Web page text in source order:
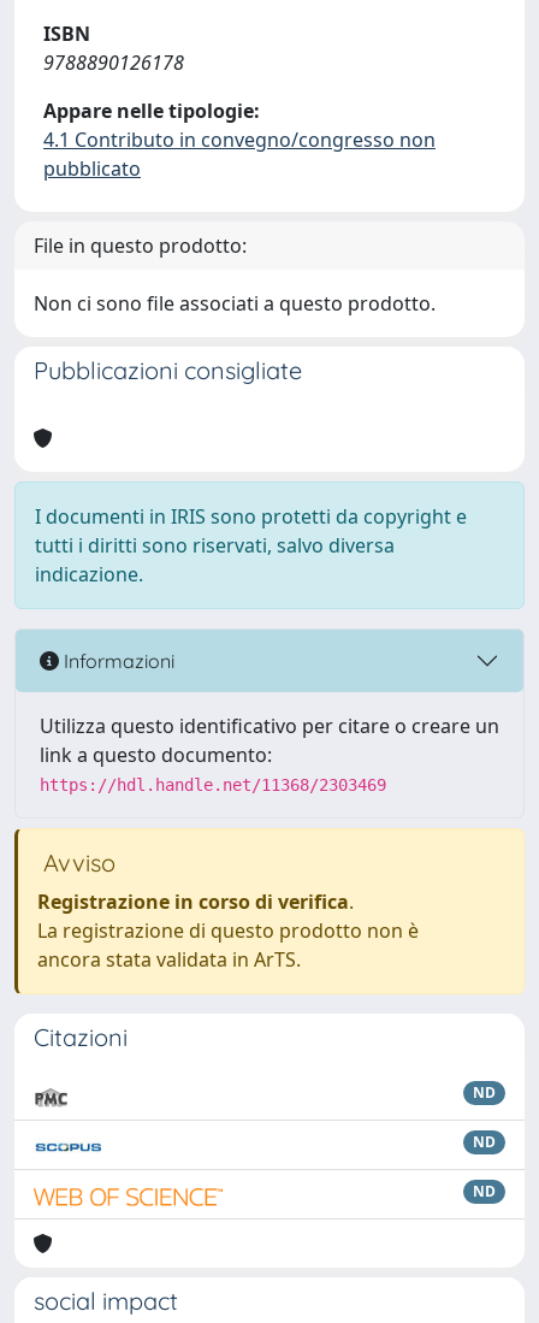
ISBN
9788890126178
Appare nelle tipologie:
4.1 Contributo in convegno/congresso non
pubblicato
File in questo prodotto:
Non ci sono file associati a questo prodotto.
Pubblicazioni consigliate
I documenti in IRIS sono protetti da copyright e
tutti i diritti sono riservati, salvo diversa
indicazione.
Informazioni
Utilizza questo identificativo per citare o creare un
link a questo documento:
https://hdl.handle.net/11368/2303469
Avviso
Registrazione in corso di verifica.
La registrazione di questo prodotto non è
ancora stata validata in ArTS.
Citazioni
ND
ND
ND
social impact